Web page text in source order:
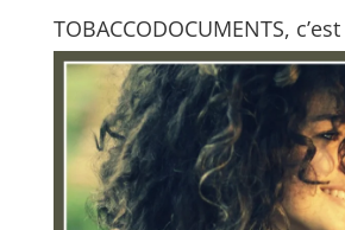
TOBACCODOCUMENTS,